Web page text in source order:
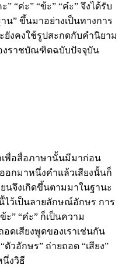
“ค่ะ” “ข้ะ” “ค๋ะ” จึงได้รับ
น” ขึ้นมาอย่างเป็นทางการ
งคงใช้รูปสะกดกับคำนิยาม
งราชบัณฑิตฉบับปัจจุบัน
เพื่อสื่อภาษานั้นมีมาก่อน
ออกมาหนึ่งคำแล้วเสียงนั้นก็
นจึงเกิดขึ้นตามมาในฐานะ
ว้เป็นลายลักษณ์อักษร การ
ะ” “ค๋ะ” ก็เป็นความ
ดเสียงพูดของเราเช่นกัน
วอักษร” ถ่ายถอด “เสียง”
งวิธี